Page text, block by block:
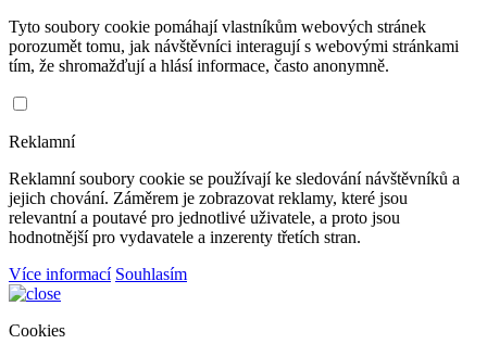
Tyto soubory cookie pomáhají vlastníkům webových stránek
porozumět tomu, jak návštěvníci interagují s webovými stránkami
tím, že shromažďují a hlásí informace, často anonymně.
Reklamní
Reklamní soubory cookie se používají ke sledování návštěvníků a
jejich chování. Záměrem je zobrazovat reklamy, které jsou
relevantní a poutavé pro jednotlivé uživatele, a proto jsou
hodnotnější pro vydavatele a inzerenty třetích stran.
Více informací Souhlasím
Cookies